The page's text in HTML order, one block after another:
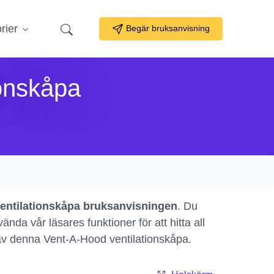
Begär bruksanvisning
bruksanvisningen. Du
vår läsares funktioner för att hitta all
denna Vent-A-Hood ventilationskåpa.